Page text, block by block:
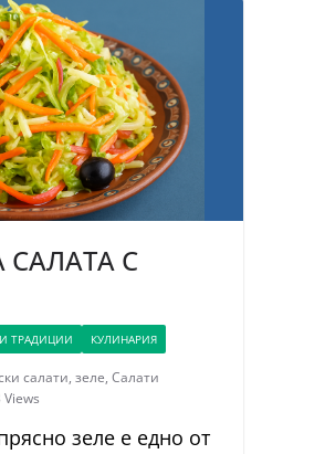
САЛАТА С
ТРАДИЦИИ КУЛИНАРИЯ
салати, зеле, Салати
Views
зеле е едно от